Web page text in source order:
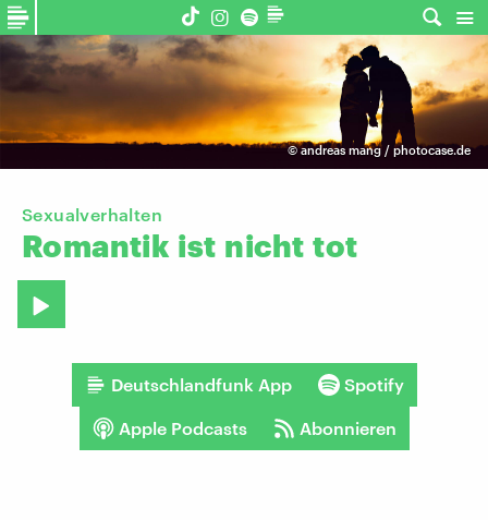
©andreas mang / photocase.de
Sexualverhalten
Romantik ist nicht tot
Deutschlandfunk App Spotify
Apple Podcasts Abonnieren